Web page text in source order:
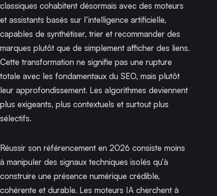
classiques cohabitent désormais avec des moteurs
et assistants basés sur l’intelligence artificielle,
capables de synthétiser, trier et recommander des
marques plutôt que de simplement afficher des liens.
Cette transformation ne signifie pas une rupture
totale avec les fondamentaux du SEO, mais plutôt
leur approfondissement. Les algorithmes deviennent
plus exigeants, plus contextuels et surtout plus
sélectifs.
Réussir son référencement en 2026 consiste moins
à manipuler des signaux techniques isolés qu’à
construire une présence numérique crédible,
cohérente et durable. Les moteurs IA cherchent à